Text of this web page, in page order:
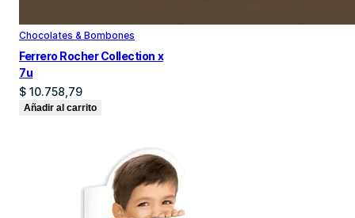
Chocolates & Bombones
Ferrero Rocher Collection x
7u
$ 10.758,79
Añadir al carrito